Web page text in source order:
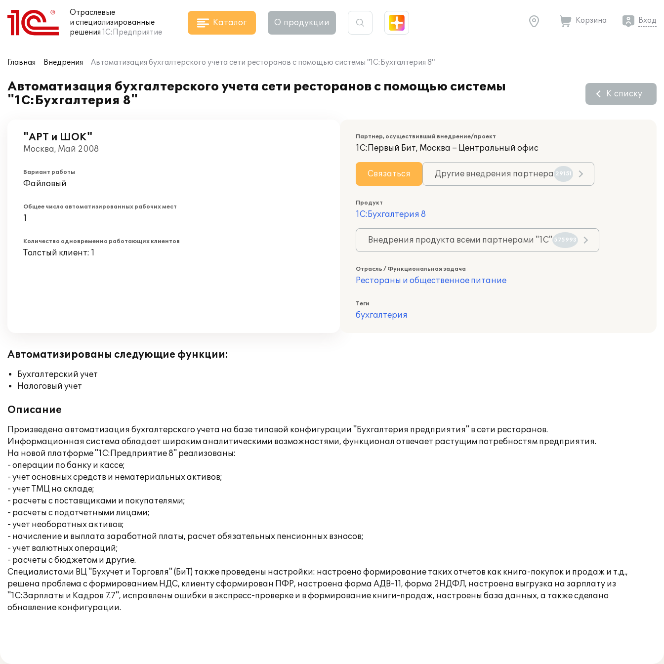
Отраслевые
и специализированные
решения 1С:Предприятие
Каталог О продукции Корзина Вход
Главная Внедрения Автоматизация бухгалтерского учета сети ресторанов с помощью системы "1С:Бухгалтерия 8"
Автоматизация бухгалтерского учета сети ресторанов с помощью системы
"1С:Бухгалтерия 8"
К списку
"АРТ и ШОК"
Москва, Май 2008
Вариант работы
Файловый
Общее число автоматизированных рабочих мест
1
Количество одновременно работающих клиентов
Толстый клиент: 1
Партнер, осуществивший внедрение/проект
1С:Первый Бит, Москва – Центральный офис
Связаться Другие внедрения партнера 29151
Продукт
1С:Бухгалтерия 8
Внедрения продукта всеми партнерами "1С" 575993
Отрасль / Функциональная задача
Рестораны и общественное питание
Теги
бухгалтерия
Автоматизированы следующие функции:
Бухгалтерский учет
Налоговый учет
Описание
Произведена автоматизация бухгалтерского учета на базе типовой конфигурации "Бухгалтерия предприятия" в сети ресторанов.
Информационная система обладает широким аналитическими возможностями, функционал отвечает растущим потребностям предприятия.
На новой платформе "1С:Предприятие 8" реализованы:
- операции по банку и кассе;
- учет основных средств и нематериальных активов;
- учет ТМЦ на складе;
- расчеты с поставщиками и покупателями;
- расчеты с подотчетными лицами;
- учет необоротных активов;
- начисление и выплата заработной платы, расчет обязательных пенсионных взносов;
- учет валютных операций;
- расчеты с бюджетом и другие.
Специалистами ВЦ "Бухучет и Торговля" (БиТ) также проведены настройки: настроено формирование таких отчетов как книга-покупок и продаж и т.д.,
решена проблема с формированием НДС, клиенту сформирован ПФР, настроена форма АДВ-11, форма 2НДФЛ, настроена выгрузка на зарплату из
"1С:Зарплаты и Кадров 7.7", исправлены ошибки в экспресс-проверке и в формирование книги-продаж, настроены база данных, а также сделано
обновление конфигурации.